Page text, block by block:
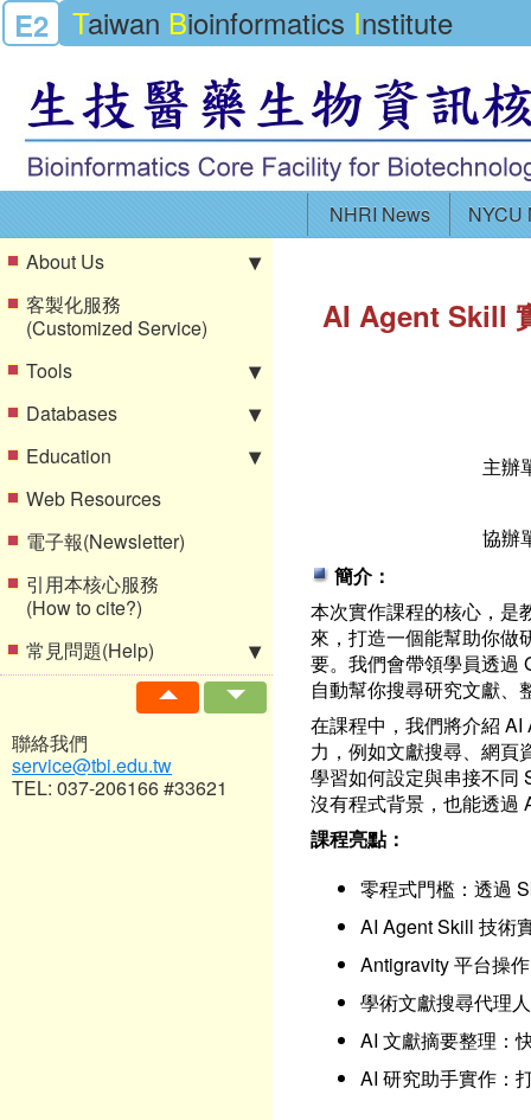
E2 Taiwan Bioinformatics Institute
NHRI News
NYCU
About Us
客製化服務
(Customized Service)
Tools
Databases
Education
Web Resources
電子報(Newsletter)
引用本核心服務
(How to cite?)
常見問題(Help)
聯絡我們
service@tbi.edu.tw
TEL: 037-206166 #33621
AI Agent Skill
主辦
協辦
簡介：
本次實作課程的核心，是
來，打造一個能幫助你做
要。我們會帶領學員透過
自動幫你搜尋研究文獻、
在課程中，我們將介紹
力，例如文獻搜尋、網頁
學習如何設定與串接不同
沒有程式背景，也能透過
課程亮點：
零程式門檻：透過
AI Agent Skill 技術
Antigravity 平台操
學術文獻搜尋代理
AI 文獻摘要整理：
AI 研究助手實作：